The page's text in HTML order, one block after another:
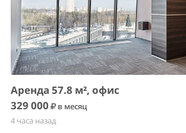
Аренда 57.8 м², офис
329 000
в месяц
4 часа назад